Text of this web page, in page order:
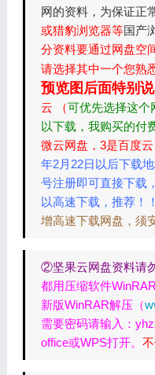
网的资料，为保证正
或猎豹浏览器等国产
分资料要通过网盘空
请选择其中一个您熟
预览图后面特别
云 （可优先选择这个
以下载，我购买的付
微云网盘，3是百度
年2月22日以后下载
号注册即可直接下载
以高速下载，推荐！！
增高速下载网盘，须
②坚果云网盘资料请
都用压缩软件
新版WinRAR解压（
需要密码请输入：
office或WPS打开。